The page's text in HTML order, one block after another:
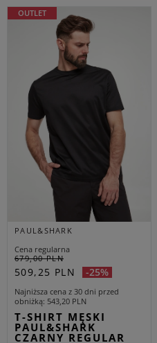
OUTLET
PAUL&SHARK
Cena regularna
679,00 PLN
509,25 PLN -25%
Najniższa cena z 30 dni przed
obniżką 543,20 PLN
T-SHIRT MĘSKI
PAUL&SHARK
CZARNY REGULAR